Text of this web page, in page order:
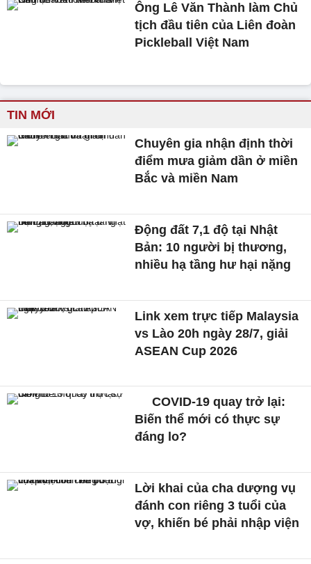
Ông Lê Văn Thành làm Chủ
tịch đầu tiên của Liên đoàn
Pickleball Việt Nam
TIN MỚI
Chuyên gia nhận định thời
điểm mưa giảm dần ở miền
Bắc và miền Nam
Động đất 7,1 độ tại Nhật
Bản: 10 người bị thương,
nhiều hạ tầng hư hại nặng
Link xem trực tiếp Malaysia
vs Lào 20h ngày 28/7, giải
ASEAN Cup 2026
COVID-19 quay trở lại:
Biến thể mới có thực sự
đáng lo?
Lời khai của cha dượng vụ
đánh con riêng 3 tuổi của
vợ, khiến bé phải nhập viện